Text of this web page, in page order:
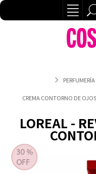
PERFUMERÍA
CREMA CONTORNO DE OJOS
LOREAL -